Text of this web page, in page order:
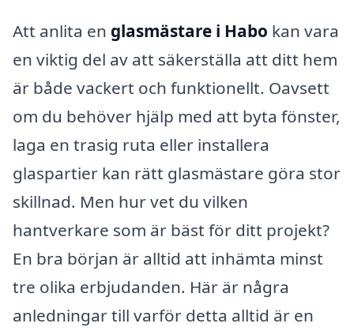
Att anlita en glasmästare i Habo kan vara
en viktig del av att säkerställa att ditt hem
är både vackert och funktionellt. Oavsett
om du behöver hjälp med att byta fönster,
laga en trasig ruta eller installera
glaspartier kan rätt glasmästare göra stor
skillnad. Men hur vet du vilken
hantverkare som är bäst för ditt projekt?
En bra början är alltid att inhämta minst
tre olika erbjudanden. Här är några
anledningar till varför detta alltid är en